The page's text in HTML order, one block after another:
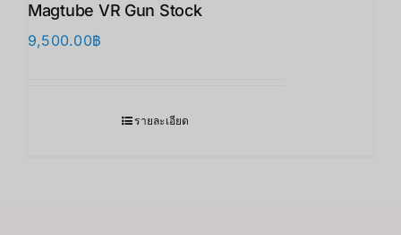
Magtube VR Gun Stock
9,500.00฿
รายละเอียด